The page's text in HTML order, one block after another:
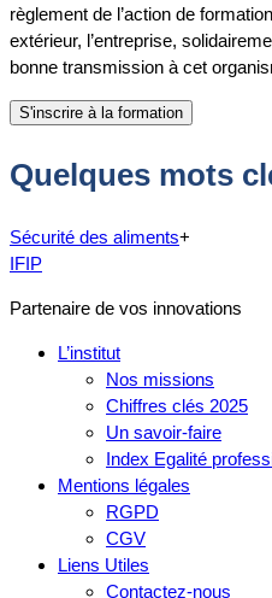
règlement de l’action de
extérieur, l’entreprise,
bonne transmission à cet
Quelques mots
Sécurité des aliments+
IFIP
Partenaire de vos innovations
L’institut
Nos missions
Chiffres clés 2025
Un savoir-faire
Index Egalité
Mentions légales
RGPD
CGV
Liens Utiles
Contactez-nous